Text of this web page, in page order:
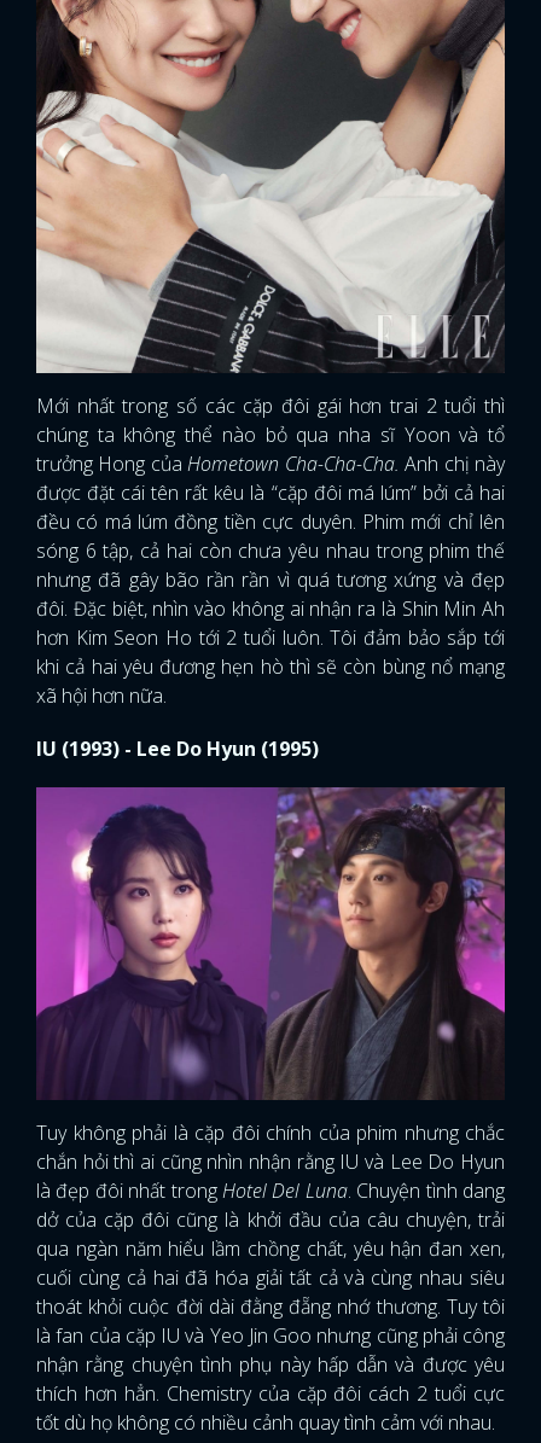
Mới nhất trong số các cặp đôi gái hơn trai 2 tuổi thì
chúng ta không thể nào bỏ qua nha sĩ Yoon và tổ
trưởng Hong củaHometown Cha-Cha-Cha. Anh chị này
được đặt cái tên rất kêu là “cặp đôi má lúm” bởi cả hai
đều có má lúm đồng tiền cực duyên. Phim mới chỉ lên
sóng 6 tập, cả hai còn chưa yêu nhau trong phim thế
nhưng đã gây bão rần rần vì quá tương xứng và đẹp
đôi. Đặc biệt, nhìn vào không ai nhận ra là Shin Min Ah
hơn Kim Seon Ho tới 2 tuổi luôn. Tôi đảm bảo sắp tới
khi cả hai yêu đương hẹn hò thì sẽ còn bùng nổ mạng
xã hội hơn nữa.
IU (1993) - Lee Do Hyun (1995)
Tuy không phải là cặp đôi chính của phim nhưng chắc
chắn hỏi thì ai cũng nhìn nhận rằng IU và Lee Do Hyun
là đẹp đôi nhất trongHotel Del Luna. Chuyện tình dang
dở của cặp đôi cũng là khởi đầu của câu chuyện, trải
qua ngàn năm hiểu lầm chồng chất, yêu hận đan xen,
cuối cùng cả hai đã hóa giải tất cả và cùng nhau siêu
thoát khỏi cuộc đời dài đằng đẵng nhớ thương. Tuy tôi
là fan của cặp IU và Yeo Jin Goo nhưng cũng phải công
nhận rằng chuyện tình phụ này hấp dẫn và được yêu
thích hơn hẳn. Chemistry của cặp đôi cách 2 tuổi cực
tốt dù họ không có nhiều cảnh quay tình cảm với nhau.